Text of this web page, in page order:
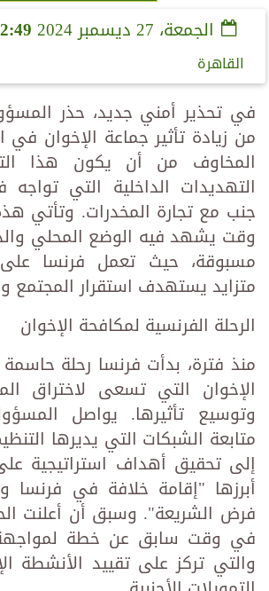
الجمعة، 27 ديسمبر 2024 12:49
القاهرة
في تحذير أمني جديد، حذر
من زيادة تأثير جماعة الإخوان في
المخاوف من أن يكون هذا
التهديدات الداخلية التي تواجه
جنب مع تجارة المخدرات. وتأتي
وقت يشهد فيه الوضع المحلي
مسبوقة، حيث تعمل فرنسا
متزايد يستهدف استقرار المجتمع
الرحلة الفرنسية لمكافحة الإخوان
منذ فترة، بدأت فرنسا رحلة
الإخوان التي تسعى لاختراق
وتوسيع تأثيرها. يواصل
متابعة الشبكات التي يديرها
إلى تحقيق أهداف استراتيجية
أبرزها "إقامة خلافة في فرنسا
فرض الشريعة". وسبق أن أعلنت
في وقت سابق عن خطة لمواجهة
والتي تركز على تقييد الأنشطة